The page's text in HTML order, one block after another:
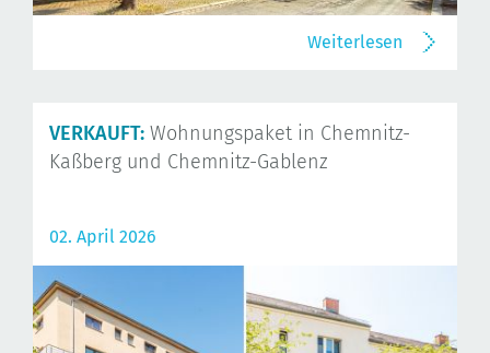
Weiterlesen
VERKAUFT: Wohnungspaket in Chemnitz-
Kaßberg und Chemnitz-Gablenz
02. April 2026